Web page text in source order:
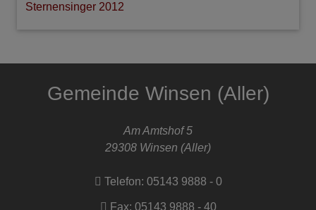
Sternensinger 2012
Gemeinde Winsen (Aller)
Am Amtshof 5
29308 Winsen (Aller)
Telefon: 05143 9888 - 0
Fax: 05143 9888 - 40